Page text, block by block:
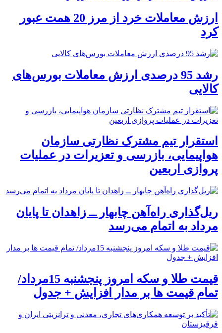
ارزش معاملات خرد از مرز 20 همت عبور
کرد
رشد 95 درصدی ارزش معاملات بورس‌های
کالایی
استقرار تیم مشترک نظارتی سازمان
هواپیمایی، بازرسی و تعزیرات در عملیات
پروازی اربعین
ریل‌گذاری راه‌آهن چابهار ــ زاهدان تا پایان
مرداد به اتمام می‌رسد
قیمت طلا و سکه امروز پنجشنبه 15مرداد/
تمام قیمت ها بر مدار افزایش + جدول